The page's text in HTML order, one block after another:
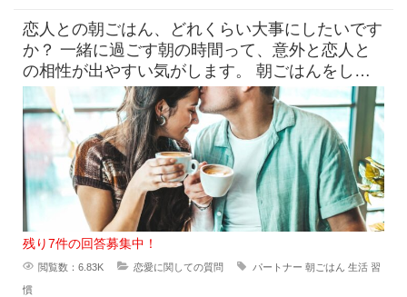
恋人との朝ごはん、どれくらい大事にしたいです
か？ 一緒に過ごす朝の時間って、意外と恋人と
の相性が出やすい気がします。 朝ごはんをしっ
かり食べたい派と、ギリギ
残り7件の回答募集中！
閲覧数：6.83K 恋愛に関しての質問 パートナー 朝ごはん 生活 習
慣